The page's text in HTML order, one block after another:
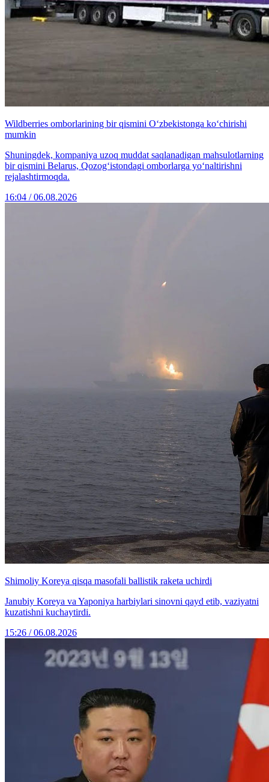
Wildberries omborlarining bir qismini O‘zbekistonga ko‘chirishi
mumkin
Shuningdek, kompaniya uzoq muddat saqlanadigan mahsulotlarning
bir qismini Belarus, Qozog‘istondagi omborlarga yo‘naltirishni
rejalashtirmoqda.
16:04 / 06.08.2026
Shimoliy Koreya qisqa masofali ballistik raketa uchirdi
Janubiy Koreya va Yaponiya harbiylari sinovni qayd etib, vaziyatni
kuzatishni kuchaytirdi.
15:26 / 06.08.2026